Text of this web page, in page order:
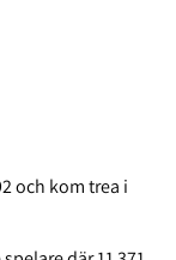
och kom trea i